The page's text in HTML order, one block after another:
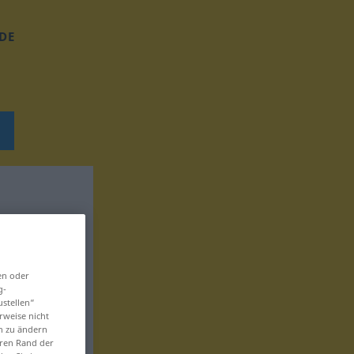
DE
oder
nicht
zu ändern
Rand der